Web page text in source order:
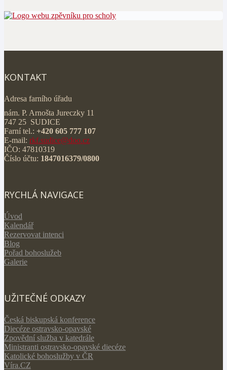
KONTAKT
Adresa farního úřadu
nám. P. Arnošta Jureczky 11
747 25 SUDICE
Farní tel.: +420 605 777 107
E-mail: rkf.sudice@doo.cz
IČO: 47810319
Číslo účtu: 1847016379/0800
RYCHLÁ NAVIGACE
Úvod
Kalendář
Rezervovat intenci
Blog
Pořad bohoslužeb
Galerie
UŽITEČNÉ ODKAZY
Česká biskupská konference
Diecéze ostravsko-opavské
Zpovědní služba v katedrále
Ministranti ostravsko-opavské diecéze
Katolické bohoslužby v ČR
Víra.CZ